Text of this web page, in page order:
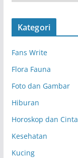
r
s
Kategori
Fans Write
Flora Fauna
Foto dan Gambar
Hiburan
Horoskop dan Cinta
Kesehatan
Kucing